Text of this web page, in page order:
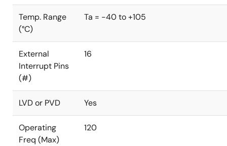
Temp. Range
(°C)
Ta = -40 to +105
External
Interrupt Pins
(#)
16
LVD or PVD Yes
Operating
Freq (Max)
120